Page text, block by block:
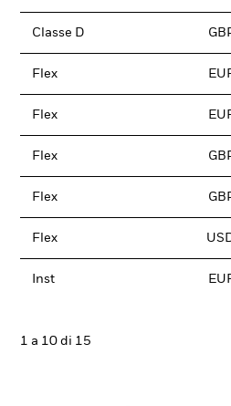
Classe D
Flex
Flex
Flex
Flex
Flex
Inst
1 a 10 di 15